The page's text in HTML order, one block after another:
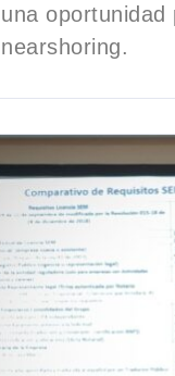
una
nearshoring.